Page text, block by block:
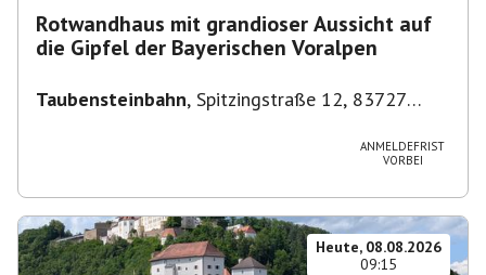
Rotwandhaus mit grandioser Aussicht auf
die Gipfel der Bayerischen Voralpen
Taubensteinbahn, Spitzingstraße 12, 83727
ANMELDEFRIST
VORBEI
Heute, 08.08.2026
09:15